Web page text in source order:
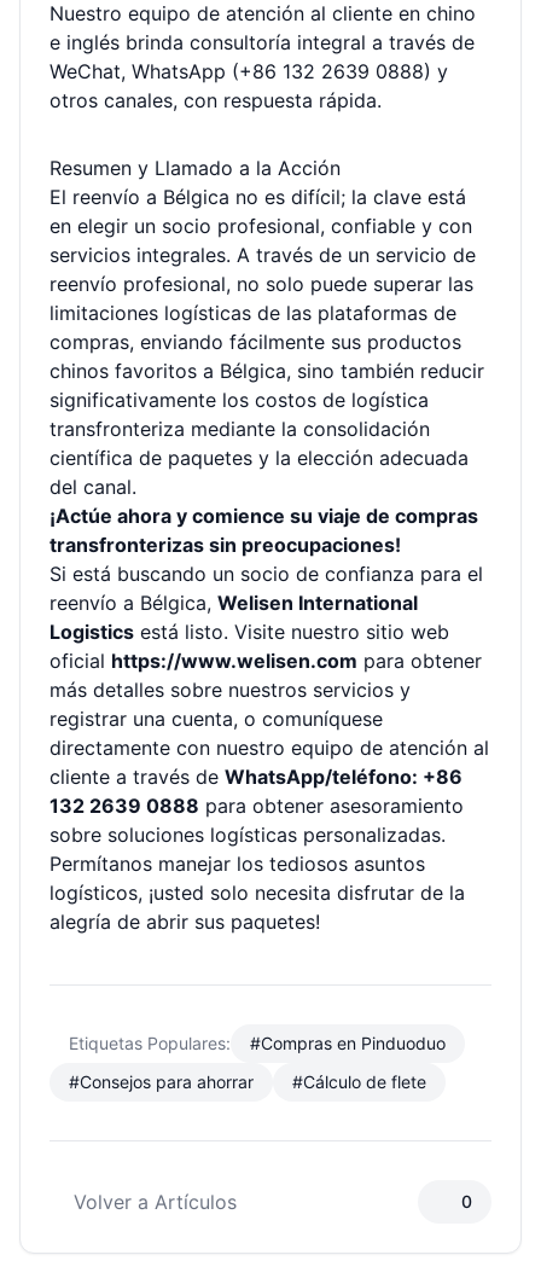
Nuestro equipo de atención al cliente en chino
e inglés brinda consultoría integral a través de
WeChat, WhatsApp (+86 132 2639 0888) y
otros canales, con respuesta rápida.
Resumen y Llamado a la Acción
El reenvío a Bélgica no es difícil; la clave está
en elegir un socio profesional, confiable y con
servicios integrales. A través de un servicio de
reenvío profesional, no solo puede superar las
limitaciones logísticas de las plataformas de
compras, enviando fácilmente sus productos
chinos favoritos a Bélgica, sino también reducir
significativamente los costos de logística
transfronteriza mediante la consolidación
científica de paquetes y la elección adecuada
del canal.
¡Actúe ahora y comience su viaje de compras
transfronterizas sin preocupaciones!
Si está buscando un socio de confianza para el
reenvío a Bélgica, Welisen International
Logistics está listo. Visite nuestro sitio web
oficial https://www.welisen.com para obtener
más detalles sobre nuestros servicios y
registrar una cuenta, o comuníquese
directamente con nuestro equipo de atención al
cliente a través de WhatsApp/teléfono: +86
132 2639 0888 para obtener asesoramiento
sobre soluciones logísticas personalizadas.
Permítanos manejar los tediosos asuntos
logísticos, ¡usted solo necesita disfrutar de la
alegría de abrir sus paquetes!
Etiquetas Populares:
#Compras en Pinduoduo
#Consejos para ahorrar
#Cálculo de flete
Volver a Artículos 0